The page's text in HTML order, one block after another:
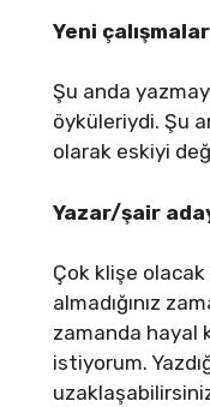
Yeni
Şu anda
öyküleriydi. Şu
olarak eskiyi
Yazar/şair
Çok klişe
almadığınız
zamanda hayal
istiyorum.